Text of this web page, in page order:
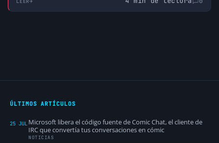
de una infraestructura que no controla.
ÚLTIMOS ARTÍCULOS
25 JUL Microsoft libera el código fuente de Comic Chat, el cliente de
IRC que convertía tus conversaciones en cómic
NOTICIAS